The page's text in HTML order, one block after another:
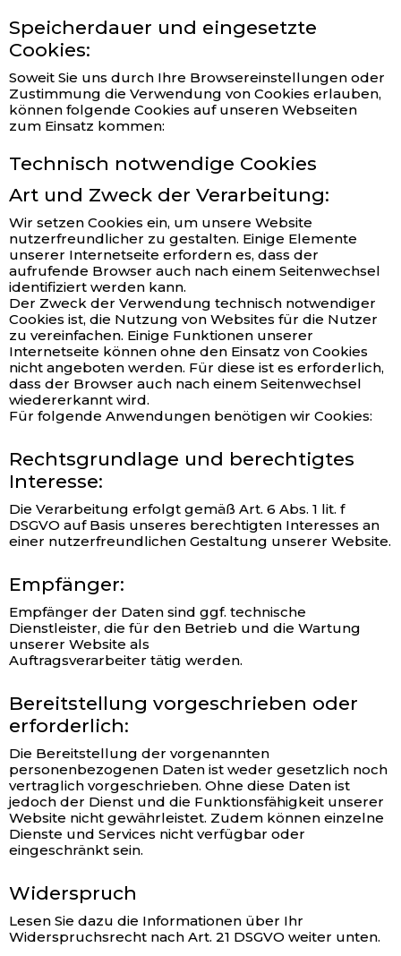
Speicherdauer und eingesetzte
Cookies:
Soweit Sie uns durch Ihre Browsereinstellungen oder
Zustimmung die Verwendung von Cookies erlauben,
können folgende Cookies auf unseren Webseiten
zum Einsatz kommen:
Technisch notwendige Cookies
Art und Zweck der Verarbeitung:
Wir setzen Cookies ein, um unsere Website
nutzerfreundlicher zu gestalten. Einige Elemente
unserer Internetseite erfordern es, dass der
aufrufende Browser auch nach einem Seitenwechsel
identifiziert werden kann.
Der Zweck der Verwendung technisch notwendiger
Cookies ist, die Nutzung von Websites für die Nutzer
zu vereinfachen. Einige Funktionen unserer
Internetseite können ohne den Einsatz von Cookies
nicht angeboten werden. Für diese ist es erforderlich,
dass der Browser auch nach einem Seitenwechsel
wiedererkannt wird.
Für folgende Anwendungen benötigen wir Cookies:
Rechtsgrundlage und berechtigtes
Interesse:
Die Verarbeitung erfolgt gemäß Art. 6 Abs. 1 lit. f
DSGVO auf Basis unseres berechtigten Interesses an
einer nutzerfreundlichen Gestaltung unserer Website.
Empfänger:
Empfänger der Daten sind ggf. technische
Dienstleister, die für den Betrieb und die Wartung
unserer Website als
Auftragsverarbeiter tätig werden.
Bereitstellung vorgeschrieben oder
erforderlich:
Die Bereitstellung der vorgenannten
personenbezogenen Daten ist weder gesetzlich noch
vertraglich vorgeschrieben. Ohne diese Daten ist
jedoch der Dienst und die Funktionsfähigkeit unserer
Website nicht gewährleistet. Zudem können einzelne
Dienste und Services nicht verfügbar oder
eingeschränkt sein.
Widerspruch
Lesen Sie dazu die Informationen über Ihr
Widerspruchsrecht nach Art. 21 DSGVO weiter unten.